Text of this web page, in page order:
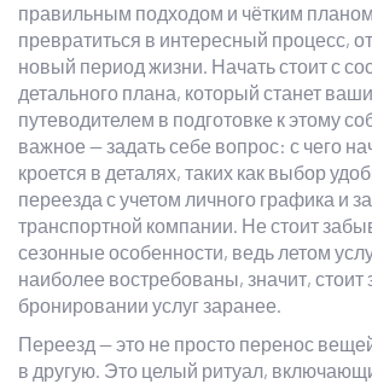
правильным подходом и чётким
превратиться в интересный процесс,
новый период жизни. Начать стоит с
детального плана, который станет
путеводителем в подготовке к этому
важное — задать себе вопрос: с чего
кроется в деталях, таких как выбор
переезда с учетом личного графика и
транспортной компании. Не стоит
сезонные особенности, ведь летом
наиболее востребованы, значит, стоит
бронировании услуг заранее.
Переезд — это не просто перенос
в другую. Это целый ритуал,